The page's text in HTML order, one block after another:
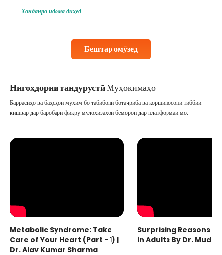
Бештар омӯзед
globe are searching for treatments like angioplasty and
Studies, such as one published
Хонданро идома диҳед
Нигоҳдории тандурустӣМуҳокимаҳо
Баррасиҳо ва баҳсҳои муҳим бо табибони ботаҷриба ва коршиносони тиббии
кишвар дар баробари фикру мулоҳизаҳои беморон дар платформаи мо.
Metabolic Syndrome: Take
Care of Your Heart (Part - 1) |
Dr. Ajay Kumar Sharma
Surprising Reasons
in Adults By Dr.